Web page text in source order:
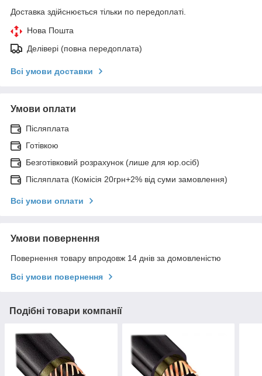
Доставка здійснюється тільки по передоплаті.
Нова Пошта
Делівері (повна передоплата)
Всі умови доставки
Умови оплати
Післяплата
Готівкою
Безготівковий розрахунок (лише для юр.осіб)
Післяплата (Комісія 20грн+2% від суми замовлення)
Всі умови оплати
Умови повернення
Повернення товару впродовж 14 днів за домовленістю
Всі умови повернення
Подібні товари компанії